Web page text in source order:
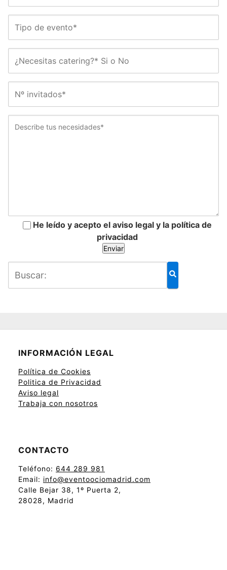
He leído y acepto el aviso legal y la política de
privacidad
INFORMACIÓN LEGAL
Política de Cookies
Politica de Privacidad
Aviso legal
Trabaja con nosotros
CONTACTO
Teléfono: 644 289 981
Email: info@eventoociomadrid.com
Calle Bejar 38, 1º Puerta 2,
28028, Madrid